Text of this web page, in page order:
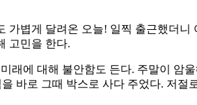
가볍게 달려온 오늘! 일찍 출근했더
고민을 한다.
래에 대해 불안함도 든다. 주말이 암
바로 그때 박스로 사다 주었다. 저